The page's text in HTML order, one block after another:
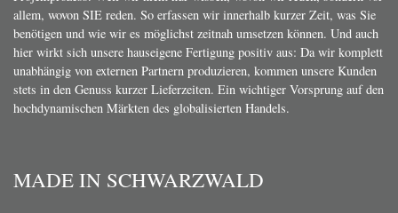
allem, wovon SIE reden. So erfassen wir innerhalb kurzer Zeit, was Sie
benötigen und wie wir es möglichst zeitnah umsetzen können. Und auch
hier wirkt sich unsere hauseigene Fertigung positiv aus: Da wir komplett
unabhängig von externen Partnern produzieren, kommen unsere Kunden
stets in den Genuss kurzer Lieferzeiten. Ein wichtiger Vorsprung auf den
hochdynamischen Märkten des globalisierten Handels.
MADE IN SCHWARZWALD